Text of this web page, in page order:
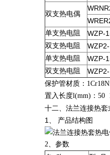
双支热电偶
单支热电阻 WZP-
双支热电阻
单支热电阻 WZP-
双支热电阻
保护管材质：
置入长度l(mm) ： 50
十二、法兰连接热
1、 产品结构图
2、参数